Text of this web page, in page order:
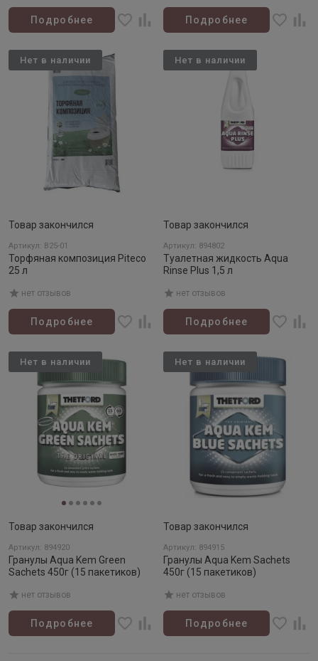
Подробнее Подробнее
Товар закончился
Артикул: B25-01
Торфяная композиция Piteco
25 л
нет отзывов
Подробнее
Нет в наличии
Товар закончился
Артикул: 894802
Туалетная жидкость Aqua
Rinse Plus 1,5 л
нет отзывов
Подробнее
Нет в наличии
Товар закончился
Артикул: 894920
Гранулы Aqua Kem Green
Sachets 450г (15 пакетиков)
нет отзывов
Подробнее
Нет в наличии
Товар закончился
Артикул: 894915
Гранулы Aqua Kem Sachets
450г (15 пакетиков)
нет отзывов
Подробнее
Нет в наличии